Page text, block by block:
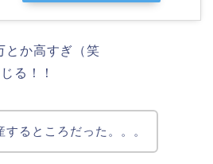
とか高すぎ（笑
る！！
するところだった。。。